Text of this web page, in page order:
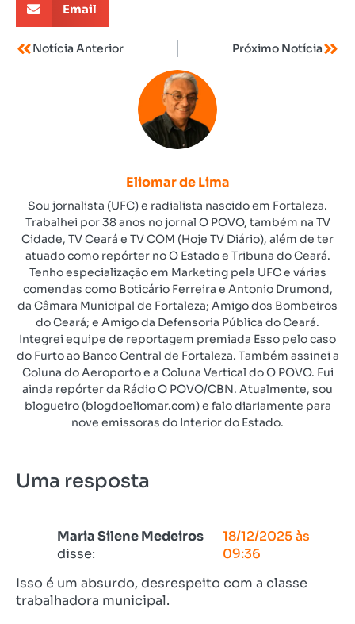
Email
Notícia Anterior Próximo Notícia
Eliomar de Lima
Sou jornalista (UFC) e radialista nascido em Fortaleza.
Trabalhei por 38 anos no jornal O POVO, também na TV
Cidade, TV Ceará e TV COM (Hoje TV Diário), além de ter
atuado como repórter no O Estado e Tribuna do Ceará.
Tenho especialização em Marketing pela UFC e várias
comendas como Boticário Ferreira e Antonio Drumond,
da Câmara Municipal de Fortaleza; Amigo dos Bombeiros
do Ceará; e Amigo da Defensoria Pública do Ceará.
Integrei equipe de reportagem premiada Esso pelo caso
do Furto ao Banco Central de Fortaleza. Também assinei a
Coluna do Aeroporto e a Coluna Vertical do O POVO. Fui
ainda repórter da Rádio O POVO/CBN. Atualmente, sou
blogueiro (blogdoeliomar.com) e falo diariamente para
nove emissoras do Interior do Estado.
Uma resposta
Maria Silene Medeiros
disse:
18/12/2025 às
09:36
Isso é um absurdo, desrespeito com a classe
trabalhadora municipal.